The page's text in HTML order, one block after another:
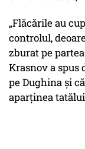
„Flăcările au
controlul,
zburat pe
Krasnov a spus
pe Dughina și
aparținea